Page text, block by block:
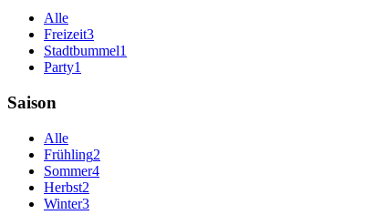
Alle
Freizeit3
Stadtbummel1
Party1
Saison
Alle
Frühling2
Sommer4
Herbst2
Winter3